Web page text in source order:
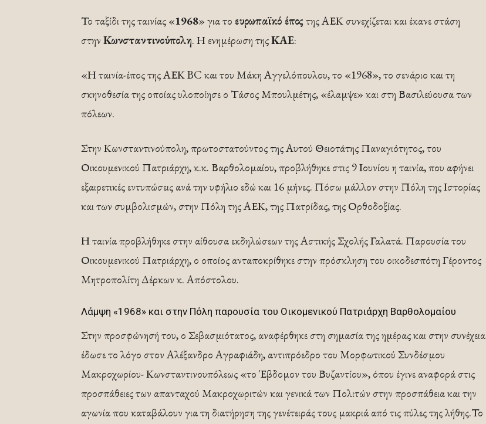
Το ταξίδι της ταινίας «1968» για το ευρωπαϊκό έπος της ΑΕΚ συνεχίζεται και έκανε στάση
στην Κωνσταντινούπολη. Η ενημέρωση τηςΚΑΕ:
«Η ταινία-έπος της ΑΕΚ BC και του Μάκη Αγγελόπουλου, το «1968», το σενάριο και τη
σκηνοθεσία της οποίας υλοποίησε ο Τάσος Μπουλμέτης, «έλαμψε» και στη Βασιλεύουσα των
πόλεων.
Στην Κωνσταντινούπολη, πρωτοστατούντος της Αυτού Θειοτάτης Παναγιότητος, του
Οικουμενικού Πατριάρχη, κ.κ. Βαρθολομαίου, προβλήθηκε στις 9 Ιουνίου η ταινία, που αφήνει
εξαιρετικές εντυπώσεις ανά την υφήλιο εδώ και 16 μήνες. Πόσω μάλλον στην Πόλη της Ιστορίας
και των συμβολισμών, στην Πόλη της ΑΕΚ, της Πατρίδας, της Ορθοδοξίας.
Η ταινία προβλήθηκε στην αίθουσα εκδηλώσεων της Αστικής Σχολής Γαλατά. Παρουσία του
Οικουμενικού Πατριάρχη, ο οποίος ανταποκρίθηκε στην πρόσκληση του οικοδεσπότη Γέροντος
Μητροπολίτη Δέρκων κ. Απόστολου.
Λάμψη «1968» και στην Πόλη παρουσία του Οικομενικού Πατριάρχη Βαρθολομαίου
Στην προσφώνησή του, ο Σεβασμιότατος, αναφέρθηκε στη σημασία της ημέρας και στην συνέχεια
έδωσε το λόγο στον Αλέξανδρο Αγραφιάδη, αντιπρόεδρο του Μορφωτικού Συνδέσμου
Μακροχωρίου- Κωνσταντινουπόλεως «το Έβδομον του Βυζαντίου», όπου έγινε αναφορά στις
προσπάθειες των απανταχού Μακροχωριτών και γενικά των Πολιτών στην προσπάθεια και την
αγωνία που καταβάλουν για τη διατήρηση της γενέτειράς τους μακριά από τις πύλες της λήθης.Το